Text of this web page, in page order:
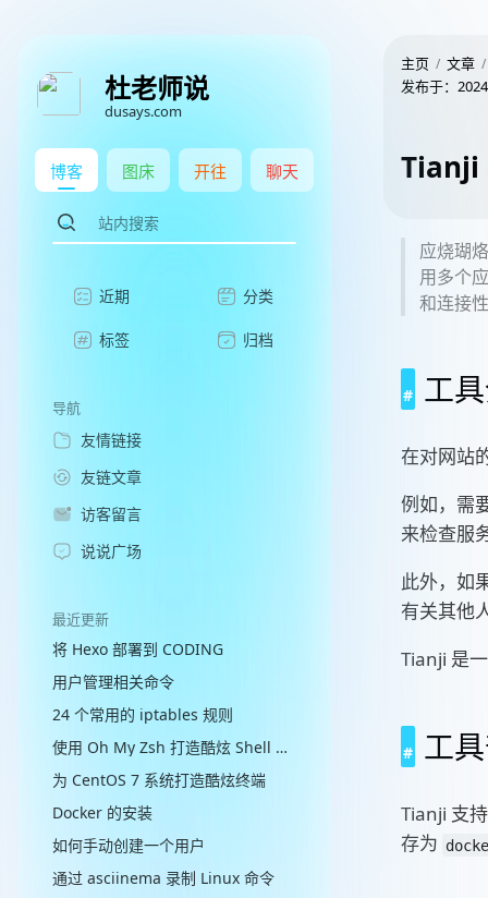
杜老师说
dusays.com
博客 图床 开往 聊天
近期 分类
标签 归档
导航
友情链接
友链文章
访客留言
说说广场
最近更新
将 Hexo 部署到 CODING
用户管理相关命令
24 个常用的 iptables 规则
使用 Oh My Zsh 打造酷炫 Shell 终端
为 CentOS 7 系统打造酷炫终端
Docker 的安装
如何手动创建一个用户
通过 asciinema 录制 Linux 命令
主页
文章
发布于：
Tianji
应烧瑚
用多个
和连接
工
在对网站
例如，需
来检查服
此外，如
有关其他
Tianji 是
工
Tianji 支
存为